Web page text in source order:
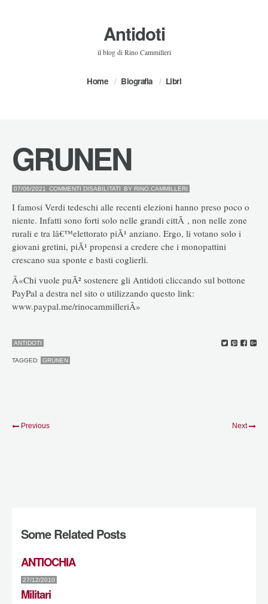
Antidoti
il blog di Rino Cammilleri
Home Biografia Libri
GRUNEN
07/06/2021 COMMENTI DISABILITATI SU
BY RINO.CAMMILLERI
I famosi Verdi tedeschi alle recenti elezioni hanno preso poco o
niente. Infatti sono forti solo nelle grandi cittÃ , non nelle zone
rurali e tra lâ€™elettorato piÃ¹ anziano. Ergo, li votano solo i
giovani gretini, piÃ¹ propensi a credere che i monopattini
crescano sua sponte e basti coglierli.
Â«Chi vuole puÃ² sostenere gli Antidoti cliccando sul bottone
PayPal a destra nel sito o utilizzando questo link:
www.paypal.me/rinocammilleriÂ»
ANTIDOTI
TAGGED: GRUNEN
Previous Next
Some Related Posts
ANTIOCHIA
27/12/2010
Militari